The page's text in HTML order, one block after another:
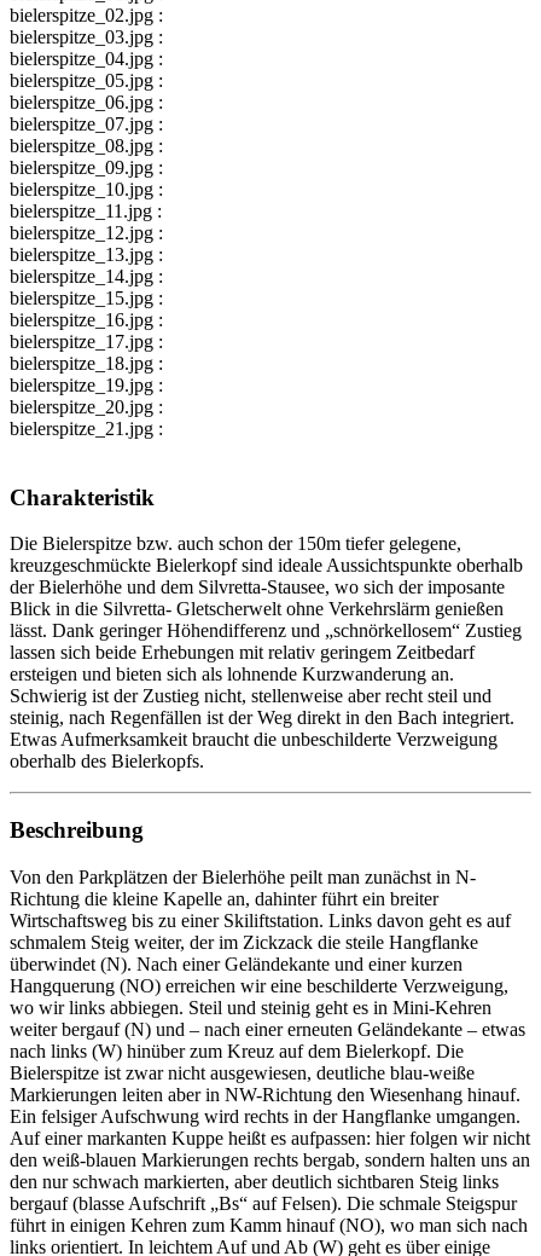
bielerspitze_02.jpg :
bielerspitze_03.jpg :
bielerspitze_04.jpg :
bielerspitze_05.jpg :
bielerspitze_06.jpg :
bielerspitze_07.jpg :
bielerspitze_08.jpg :
bielerspitze_09.jpg :
bielerspitze_10.jpg :
bielerspitze_11.jpg :
bielerspitze_12.jpg :
bielerspitze_13.jpg :
bielerspitze_14.jpg :
bielerspitze_15.jpg :
bielerspitze_16.jpg :
bielerspitze_17.jpg :
bielerspitze_18.jpg :
bielerspitze_19.jpg :
bielerspitze_20.jpg :
bielerspitze_21.jpg :
Charakteristik
Die Bielerspitze bzw. auch schon der 150m tiefer gelegene,
kreuzgeschmückte Bielerkopf sind ideale Aussichtspunkte oberhalb
der Bielerhöhe und dem Silvretta-Stausee, wo sich der imposante
Blick in die Silvretta- Gletscherwelt ohne Verkehrslärm genießen
lässt. Dank geringer Höhendifferenz und „schnörkellosem“ Zustieg
lassen sich beide Erhebungen mit relativ geringem Zeitbedarf
ersteigen und bieten sich als lohnende Kurzwanderung an.
Schwierig ist der Zustieg nicht, stellenweise aber recht steil und
steinig, nach Regenfällen ist der Weg direkt in den Bach integriert.
Etwas Aufmerksamkeit braucht die unbeschilderte Verzweigung
oberhalb des Bielerkopfs.
Beschreibung
Von den Parkplätzen der Bielerhöhe peilt man zunächst in N-
Richtung die kleine Kapelle an, dahinter führt ein breiter
Wirtschaftsweg bis zu einer Skiliftstation. Links davon geht es auf
schmalem Steig weiter, der im Zickzack die steile Hangflanke
überwindet (N). Nach einer Geländekante und einer kurzen
Hangquerung (NO) erreichen wir eine beschilderte Verzweigung,
wo wir links abbiegen. Steil und steinig geht es in Mini-Kehren
weiter bergauf (N) und – nach einer erneuten Geländekante – etwas
nach links (W) hinüber zum Kreuz auf dem Bielerkopf. Die
Bielerspitze ist zwar nicht ausgewiesen, deutliche blau-weiße
Markierungen leiten aber in NW-Richtung den Wiesenhang hinauf.
Ein felsiger Aufschwung wird rechts in der Hangflanke umgangen.
Auf einer markanten Kuppe heißt es aufpassen: hier folgen wir nicht
den weiß-blauen Markierungen rechts bergab, sondern halten uns an
den nur schwach markierten, aber deutlich sichtbaren Steig links
bergauf (blasse Aufschrift „Bs“ auf Felsen). Die schmale Steigspur
führt in einigen Kehren zum Kamm hinauf (NO), wo man sich nach
links orientiert. In leichtem Auf und Ab (W) geht es über einige